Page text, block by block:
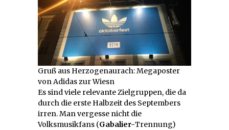
Gruß aus Herzogenaurach: Megaposter
von Adidas zur Wiesn
Es sind viele relevante Zielgruppen, die da
durch die erste Halbzeit des Septembers
irren. Man vergesse nicht die
Volksmusikfans (Gabalier-Trennung)